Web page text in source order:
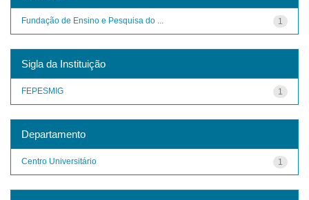
1
Fundação de Ensino e Pesquisa do ...
Sigla da Instituição
1
FEPESMIG
Departamento
1
Centro Universitário